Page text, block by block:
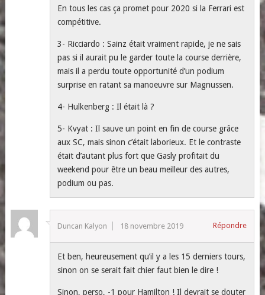
En tous les cas ça promet pour 2020 si la Ferrari est
compétitive.
3- Ricciardo : Sainz était vraiment rapide, je ne sais
pas si il aurait pu le garder toute la course derrière,
mais il a perdu toute opportunité d’un podium
surprise en ratant sa manoeuvre sur Magnussen.
4- Hulkenberg : Il était là ?
5- Kvyat : Il sauve un point en fin de course grâce
aux SC, mais sinon c’était laborieux. Et le contraste
était d’autant plus fort que Gasly profitait du
weekend pour être un beau meilleur des autres,
podium ou pas.
Duncan Kalyon 18 novembre 2019 Répondre
Et ben, heureusement qu’il y a les 15 derniers tours,
sinon on se serait fait chier faut bien le dire !
Sinon, perso, -1 pour Hamilton ! Il devrait se douter